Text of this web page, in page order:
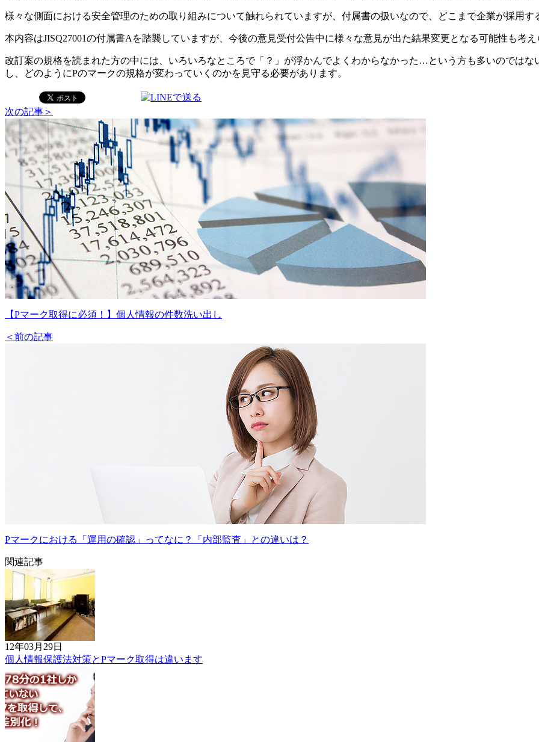
様々な側面における安全管理のための取り組みについて触れられていますが、付属書の扱いなので、どこまで企業が採用
本内容はJISQ27001の付属書Aを踏襲していますが、今後の意見受付公告中に様々な意見が出た結果変更となる可能性も考
改訂案の規格を読まれた方の中には、いろいろなところで「？」が浮かんでよくわからなかった…という方も多いのでは
し、どのようにPのマークの規格が変わっていくのかを見守る必要があります。
次の記事＞
【Pマーク取得に必須！】個人情報の件数洗い出し
＜前の記事
Pマークにおける「運用の確認」ってなに？「内部監査」との違いは？
関連記事
12年03月29日
個人情報保護法対策とPマーク取得は違います